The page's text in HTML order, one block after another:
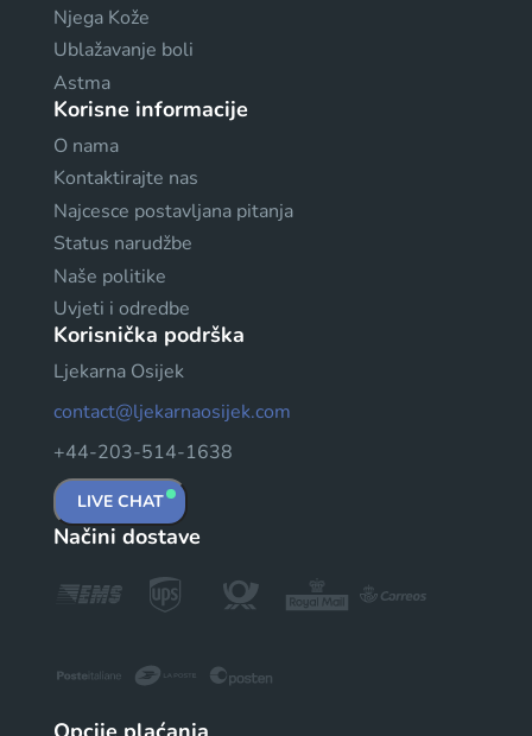
Njega Kože
Ublažavanje boli
Astma
Korisne informacije
O nama
Kontaktirajte nas
Najcesce postavljana pitanja
Status narudžbe
Naše politike
Uvjeti i odredbe
Korisnička podrška
Ljekarna Osijek
contact@ljekarnaosijek.com
+44-203-514-1638
LIVE CHAT
Načini dostave